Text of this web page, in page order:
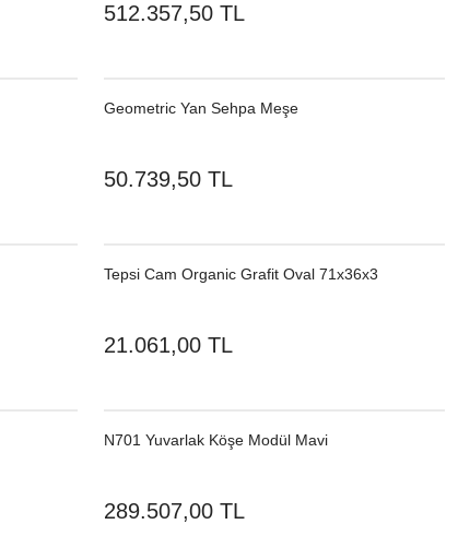
512.357,50 TL
Geometric Yan Sehpa Meşe
50.739,50 TL
Tepsi Cam Organic Grafit Oval 71x36x3
21.061,00 TL
N701 Yuvarlak Köşe Modül Mavi
289.507,00 TL